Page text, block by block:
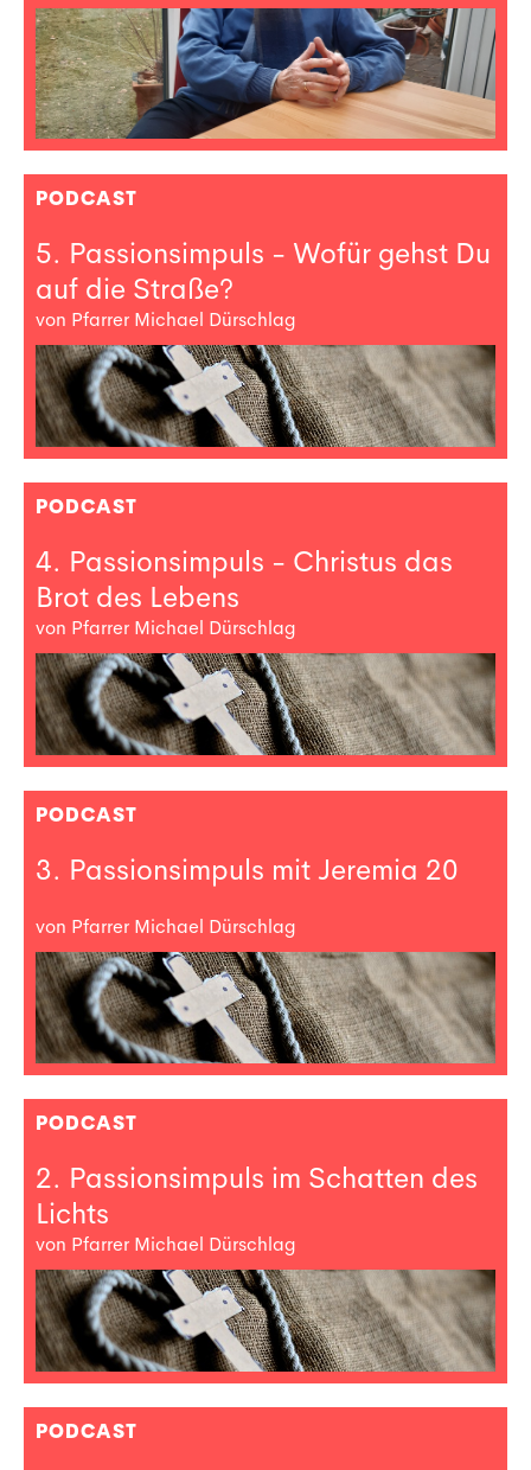
PODCAST
5. Passionsimpuls - Wofür gehst Du
auf die Straße?
von Pfarrer Michael Dürschlag
PODCAST
4. Passionsimpuls - Christus das
Brot des Lebens
von Pfarrer Michael Dürschlag
PODCAST
3. Passionsimpuls mit Jeremia 20
von Pfarrer Michael Dürschlag
PODCAST
2. Passionsimpuls im Schatten des
Lichts
von Pfarrer Michael Dürschlag
PODCAST